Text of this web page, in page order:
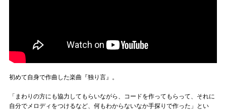
初めて自身で作曲した楽曲『独り言』。
「まわりの方にも協力してもらいながら、コードを作ってもらって、それに
自分でメロディをつけるなど、何もわからないなか手探りで作った」とい